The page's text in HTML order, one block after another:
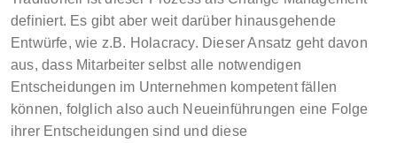
definiert. Es gibt aber weit darüber hinausgehende
Entwürfe, wie z.B. Holacracy. Dieser Ansatz geht davon
aus, dass Mitarbeiter selbst alle notwendigen
Entscheidungen im Unternehmen kompetent fällen
können, folglich also auch Neueinführungen eine Folge
ihrer Entscheidungen sind und diese